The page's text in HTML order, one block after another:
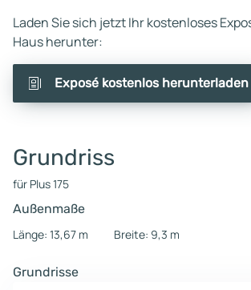
Laden Sie sich jetzt Ihr kostenloses
Haus herunter:
Exposé kostenlos herunterladen
Grundriss
für Plus 175
Außenmaße
Länge: 13,67 m
Breite: 9,3 m
Grundrisse